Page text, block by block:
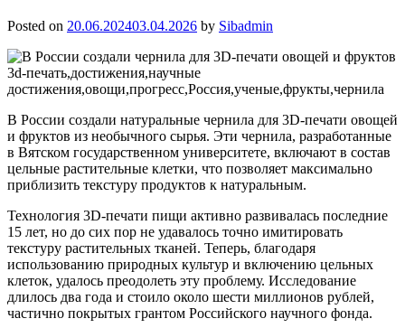
Posted on 20.06.202403.04.2026 by Sibadmin
В России создали натуральные чернила для 3D-печати овощей
и фруктов из необычного сырья. Эти чернила, разработанные
в Вятском государственном университете, включают в состав
цельные растительные клетки, что позволяет максимально
приблизить текстуру продуктов к натуральным.
Технология 3D-печати пищи активно развивалась последние
15 лет, но до сих пор не удавалось точно имитировать
текстуру растительных тканей. Теперь, благодаря
использованию природных культур и включению цельных
клеток, удалось преодолеть эту проблему. Исследование
длилось два года и стоило около шести миллионов рублей,
частично покрытых грантом Российского научного фонда.